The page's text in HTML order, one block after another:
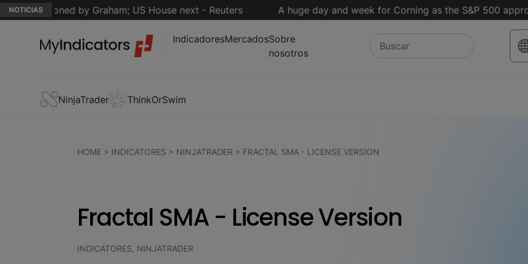
NOTICIAS by Graham; US House next - Reuters A huge day and week for Corning as the S&P 500
IndicadoresMercadosSobre
nosotros
NinjaTrader ThinkOrSwim
HOME> INDICATORES > NINJATRADER > FRACTAL SMA - LICENSE VERSION
Fractal SMA - License Version
INDICATORES, NINJATRADER